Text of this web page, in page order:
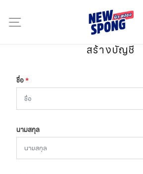
สร้างบัญชี
ชื่อ*
นามสกุล